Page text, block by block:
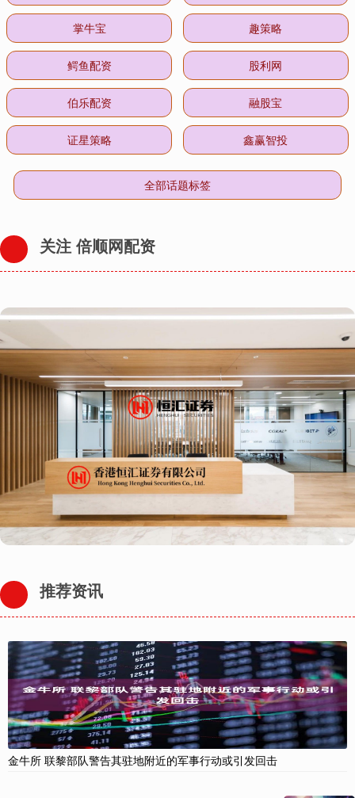
掌牛宝 趣策略
鳄鱼配资 股利网
伯乐配资 融股宝
证星策略 鑫赢智投
全部话题标签
关注 倍顺网配资
推荐资讯
金牛所 联黎部队警告其驻地附近的军事行动或引发回击